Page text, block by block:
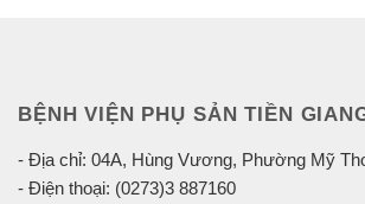
BỆNH VIỆN PHỤ SẢN TIỀN
- Địa chỉ: 04A, Hùng Vương, Phường Mỹ
- Điện thoại: (0273)3 887160